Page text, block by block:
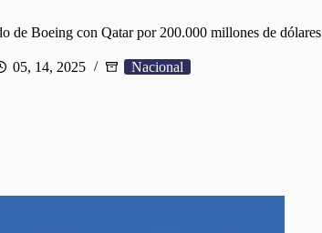
de Boeing con Qatar por 200.000 millones de dólares
05, 14, 2025 Nacional